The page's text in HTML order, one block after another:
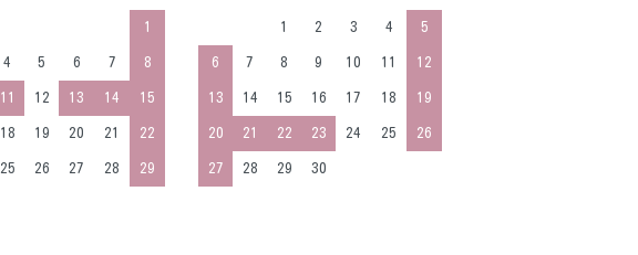
1
4 5 6 7 8
11 12 13 14 15
18 19 20 21 22
25 26 27 28 29
1 2 3 4 5
6 7 8 9 10 11 12
13 14 15 16 17 18 19
20 21 22 23 24 25 26
27 28 29 30